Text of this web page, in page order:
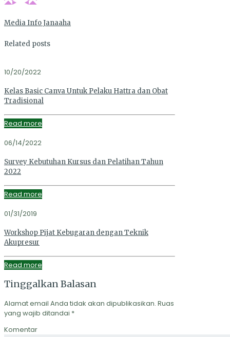
Media Info Janaaha
Related posts
10/20/2022
Kelas Basic Canva Untuk Pelaku Hattra dan Obat
Tradisional
Read more
06/14/2022
Survey Kebutuhan Kursus dan Pelatihan Tahun
2022
Read more
01/31/2019
Workshop Pijat Kebugaran dengan Teknik
Akupresur
Read more
Tinggalkan Balasan
Alamat email Anda tidak akan dipublikasikan. Ruas
yang wajib ditandai *
Komentar